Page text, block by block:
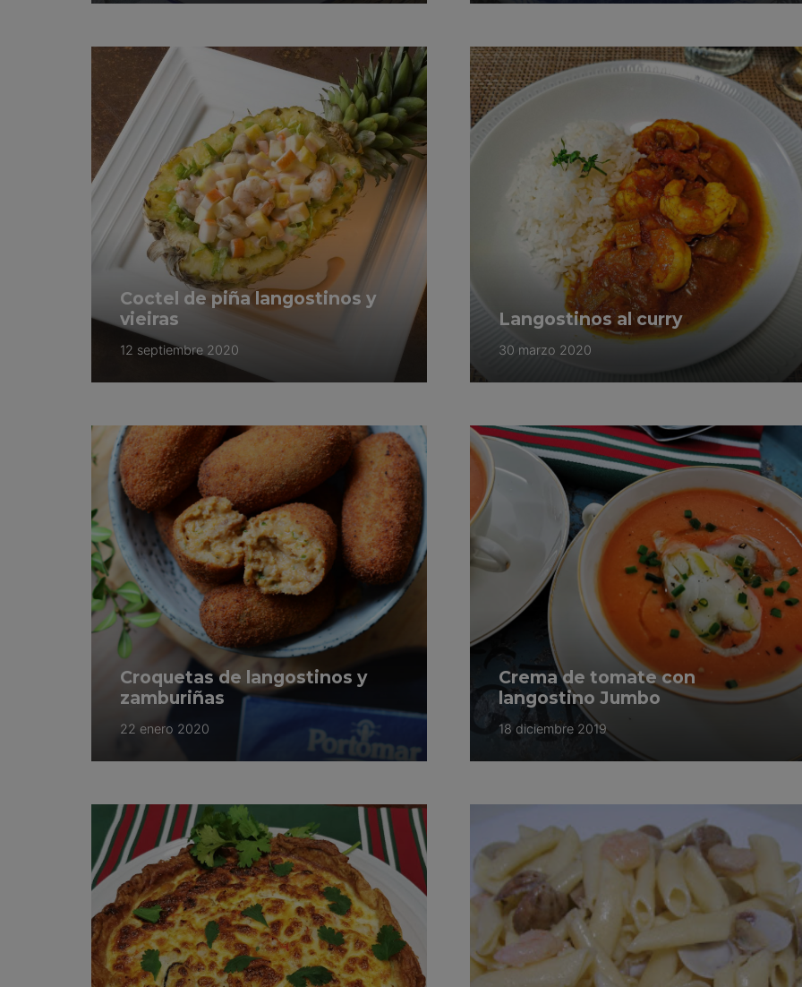
Coctel de piña langostinos y
vieiras
12 septiembre 2020
Langostinos al curry
30 marzo 2020
Croquetas de langostinos y
zamburiñas
22 enero 2020
Crema de tomate con
langostino Jumbo
18 diciembre 2019